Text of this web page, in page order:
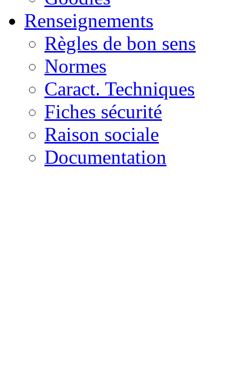
Renseignements
Règles de bon sens
Normes
Caract. Techniques
Fiches sécurité
Raison sociale
Documentation